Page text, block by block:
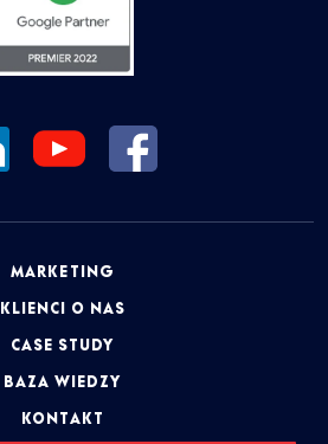
MARKETING
KLIENCI O NAS
CASE STUDY
BAZA WIEDZY
KONTAKT